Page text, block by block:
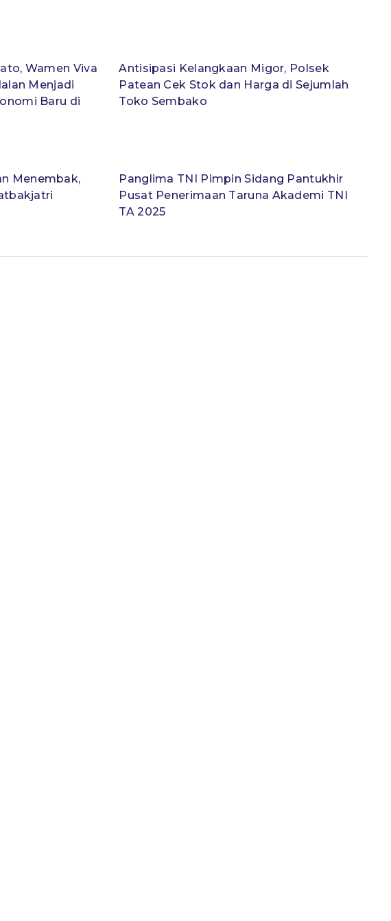
Wamen Viva
Menjadi
Baru di
Antisipasi Kelangkaan Migor, Polsek
Patean Cek Stok dan Harga di Sejumlah
Toko Sembako
Menembak,
Panglima TNI Pimpin Sidang Pantukhir
Pusat Penerimaan Taruna Akademi TNI
TA 2025